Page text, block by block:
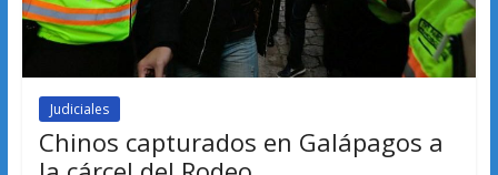
Judiciales
Chinos capturados en Galápagos a